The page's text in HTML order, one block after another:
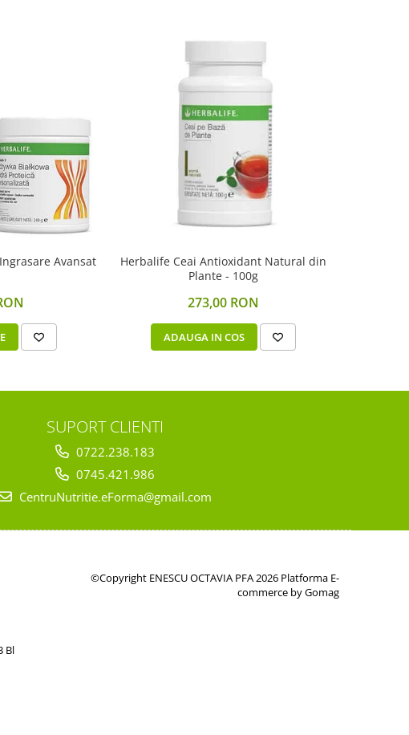
Avansat
Herbalife Ceai Antioxidant Natural din
Plante - 100g
273,00 RON
ADAUGA IN COS
SUPORT CLIENTI
0722.238.183
0745.421.986
CentruNutritie.eForma@gmail.com
Bl
©Copyright ENESCU OCTAVIA PFA 2026 Platforma E-
commerce by Gomag